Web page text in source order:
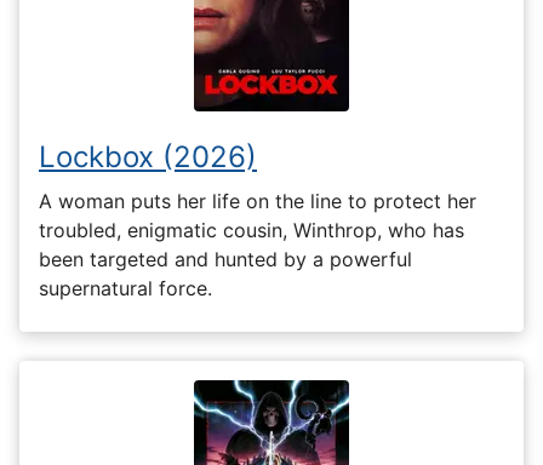
Lockbox (2026)
A woman puts her life on the line to protect her
troubled, enigmatic cousin, Winthrop, who has
been targeted and hunted by a powerful
supernatural force.